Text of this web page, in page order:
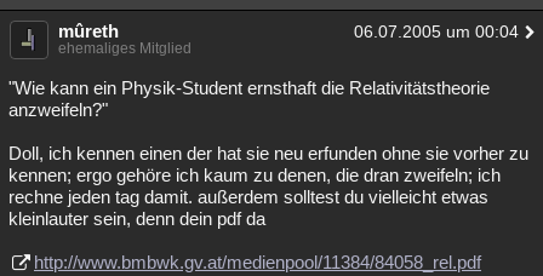
mûreth 06.07.2005 um 00:04
ehemaliges Mitglied
"Wie kann ein Physik-Student ernsthaft die Relativitätstheorie
anzweifeln?"
Doll, ich kennen einen der hat sie neu erfunden ohne sie vorher zu
kennen; ergo gehöre ich kaum zu denen, die dran zweifeln; ich
rechne jeden tag damit. außerdem solltest du vielleicht etwas
kleinlauter sein, denn dein pdf da
http://www.bmbwk.gv.at/medienpool/11384/84058_rel.pdf